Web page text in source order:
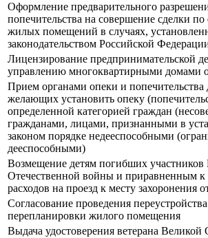
Оформление предварительного
попечительства на совершение сделки
жилых помещений в случаях,
законодательством Российской
Лицензирование предпринимательской
управлению многоквартирными домами
Прием органами опеки и попечительства
желающих установить опеку
определенной категорией граждан
гражданами, лицами, признанными в
законом порядке недееспособными
дееспособными)
Возмещение детям погибших участников
Отечественной войны и приравненным
расходов на проезд к месту захоронения
Согласование проведения
перепланировки жилого помещения
Выдача удостоверения ветерана Великой